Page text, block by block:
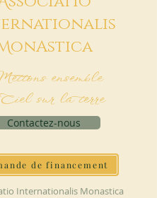
onAstica
ensemble
sur la terre
Contactez-nous
de financement
Internationalis Monastica